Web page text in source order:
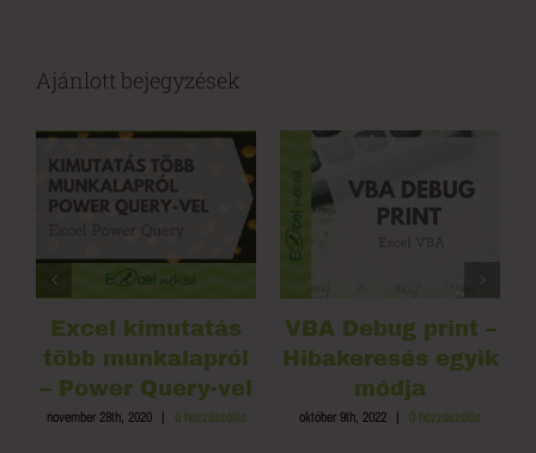
Ajánlott bejegyzések
Excel kimutatás
több munkalapról
– Power Query-vel
november 28th, 2020 | 0 hozzászólás
VBA Debug print –
Hibakeresés egyik
módja
október 9th, 2022 | 0 hozzászólás